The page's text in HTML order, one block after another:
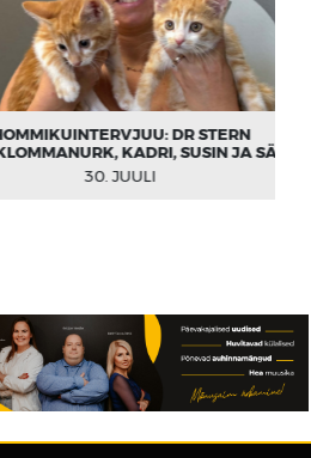
DR STERN
KADRI, SUSIN JA SÄDE